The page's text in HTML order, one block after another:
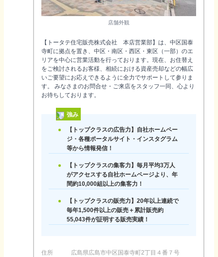
店舗外観
【トータテ住宅販売株式会社 本店営業部】は、中区国泰
寺町に拠点を置き、中区・南区・西区・東区（一部）のエ
リアを中心に営業活動を行っております。現在、お住替え
をご検討されるお客様、相続における資産売却などの幅広
いご要望にお応えできるように全力でサポートして参りま
す。 みなさまのお問合せ・ご来店をスタッフ一同、心より
お待ちしております。
強み
【トップクラスの広告力】自社ホームペー
ジ・各種ポータルサイト・インスタグラム
等から情報発信！
【トップクラスの集客力】毎月平均3万人
がアクセスする自社ホームページより、年
間約10,000組以上の集客力！
【トップクラスの販売力】20年以上連続で
毎年1,500件以上の販売＋累計販売約
55,043件が証明する販売実績！
住所
広島県広島市中区国泰寺町2丁目４番７号